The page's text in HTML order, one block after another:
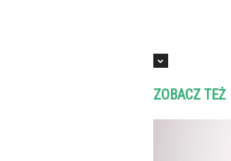
ZOBACZ TEŻ